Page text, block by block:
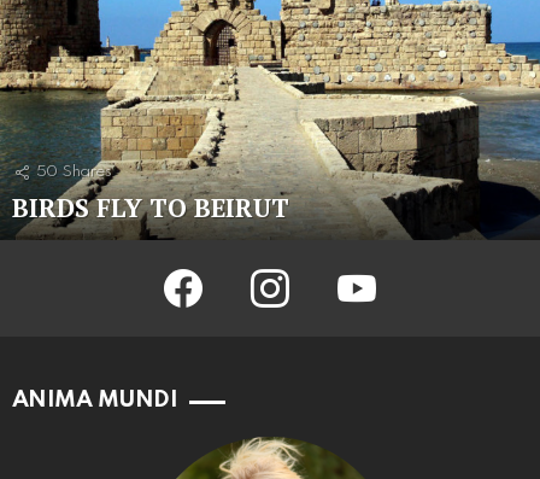
50 Shares
BIRDS FLY TO BEIRUT
facebook instagram youtube
ANIMA MUNDI